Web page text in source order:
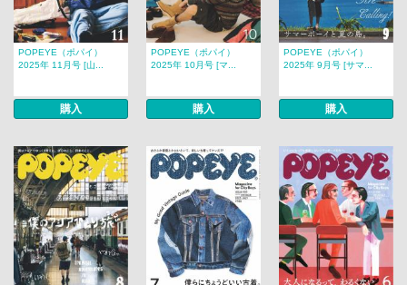
POPEYE（ポパイ）
2025年 11月号 [山...
購入
POPEYE（ポパイ）
2025年 10月号 [マ...
購入
POPEYE（ポパイ）
2025年 9月号 [サマ...
購入